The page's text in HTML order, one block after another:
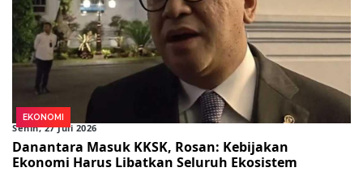
EKONOMI
Senin, 27 Juli 2026
Danantara Masuk KKSK, Rosan: Kebijakan
Ekonomi Harus Libatkan Seluruh Ekosistem